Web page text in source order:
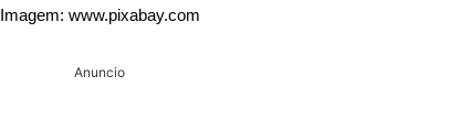
Imagem: www.pixabay.com
Anuncio